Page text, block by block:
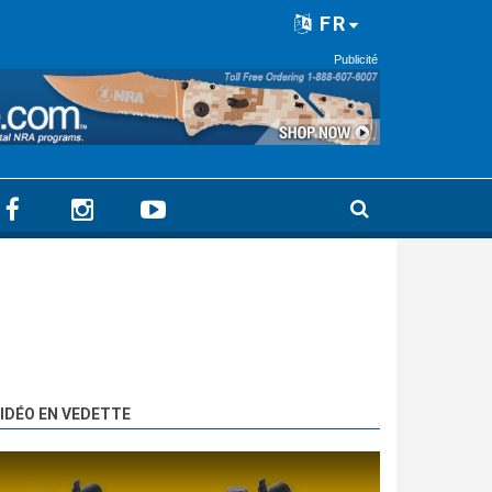
FR
Publicité
EN VEDETTE